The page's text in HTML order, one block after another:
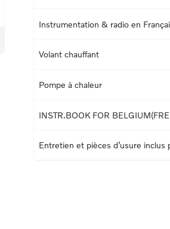
Instrumentation & radio en
Volant chauffant
Pompe à chaleur
INSTR.BOOK FOR
Entretien et pièces d’usure inclus